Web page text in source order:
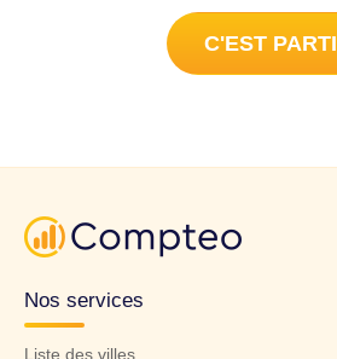
C'EST PARTI
Nos services
Liste des villes